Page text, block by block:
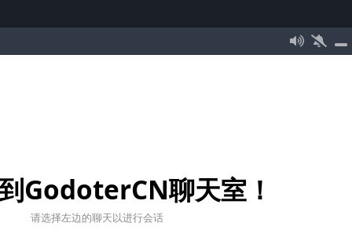
GodoterCN聊天室！
请选择左边的聊天以进行会话